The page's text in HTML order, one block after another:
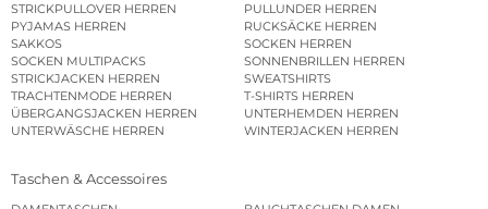
STRICKPULLOVER HERREN
PULLUNDER HERREN
PYJAMAS HERREN
RUCKSÄCKE HERREN
SAKKOS
SOCKEN HERREN
SOCKEN MULTIPACKS
SONNENBRILLEN HERREN
STRICKJACKEN HERREN
SWEATSHIRTS
TRACHTENMODE HERREN
T-SHIRTS HERREN
ÜBERGANGSJACKEN HERREN
UNTERHEMDEN HERREN
UNTERWÄSCHE HERREN
WINTERJACKEN HERREN
Taschen & Accessoires